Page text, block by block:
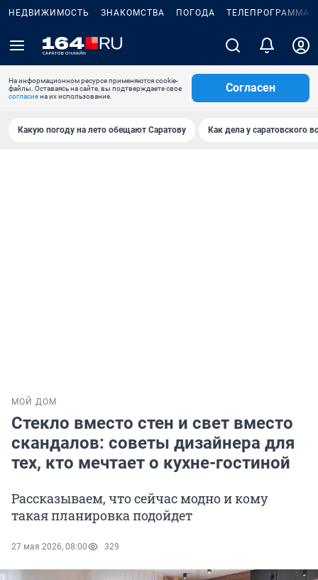
НЕДВИЖИМОСТЬ ЗНАКОМСТВА ПОГОДА ТЕЛЕПРОГРАММА
На информационном ресурсе применяются cookie-
файлы. Оставаясь на сайте, вы подтверждаете свое
согласиена их использование.
Согласен
Какую погоду на лето обещают Саратову Как дела у саратовского
МОЙ ДОМ
Стекло вместо стен и свет вместо
скандалов: советы дизайнера для
тех, кто мечтает о кухне-гостиной
Рассказываем, что сейчас модно и кому
такая планировка подойдет
27 мая 2026, 08:00 329